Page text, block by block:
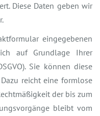
Diese Daten geben wir
eingegebenen
auf Grundlage Ihrer
Sie können diese
reicht eine formlose
der bis zum
bleibt vom